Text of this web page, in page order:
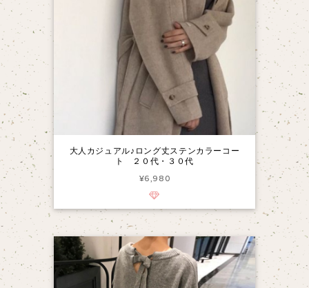
大人カジュアル♪ロング丈ステンカラーコー
ト ２０代・３０代
¥6,980